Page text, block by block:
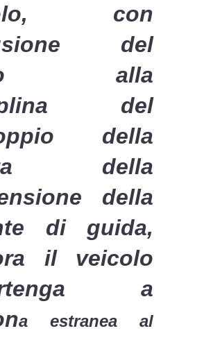
con
del
alla
del
della
della
della
di guida,
il veicolo
a
a estranea al